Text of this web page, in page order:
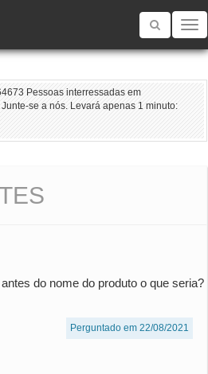
Toggle
Pessoas interressadas em
se a nós. Levará apenas 1 minuto:
do nome do produto o que seria?
Perguntado em 22/08/2021